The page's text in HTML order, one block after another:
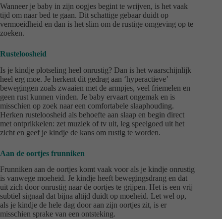
Wanneer je baby in zijn oogjes begint te wrijven, is het vaak
tijd om naar bed te gaan. Dit schattige gebaar duidt op
vermoeidheid en dan is het slim om de rustige omgeving op te
zoeken.
Rusteloosheid
Is je kindje plotseling heel onrustig? Dan is het waarschijnlijk
heel erg moe. Je herkent dit gedrag aan ‘hyperactieve’
bewegingen zoals zwaaien met de armpjes, veel friemelen en
geen rust kunnen vinden. Je baby ervaart ongemak en is
misschien op zoek naar een comfortabele slaaphouding.
Herken rusteloosheid als behoefte aan slaap en begin direct
met ontprikkelen: zet muziek of tv uit, leg speelgoed uit het
zicht en geef je kindje de kans om rustig te worden.
Aan de oortjes frunniken
Frunniken aan de oortjes komt vaak voor als je kindje onrustig
is vanwege moeheid. Je kindje heeft bewegingsdrang en dat
uit zich door onrustig naar de oortjes te grijpen. Het is een vrij
subtiel signaal dat bijna altijd duidt op moeheid. Let wel op,
als je kindje de hele dag door aan zijn oortjes zit, is er
misschien sprake van een ontsteking.